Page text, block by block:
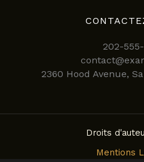
202-
2360 Hood Avenue,
Droits
Mentions